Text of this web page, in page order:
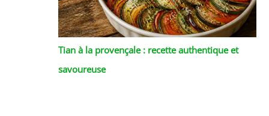
Tian à la provençale : recette authentique et
savoureuse